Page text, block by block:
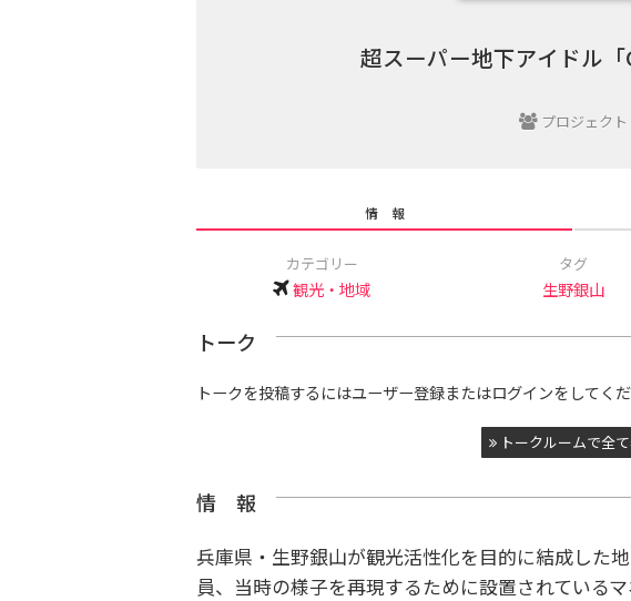
超スーパー地下アイドル「
プロジェクト
情 報
カテゴリー
観光・地域
タグ
生野銀山
トーク
トークを投稿するにはユーザー登録またはログインをしてくだ
トークルームで全
情 報
兵庫県・生野銀山が観光活性化を目的に結成した
員、当時の様子を再現するために設置されているマ